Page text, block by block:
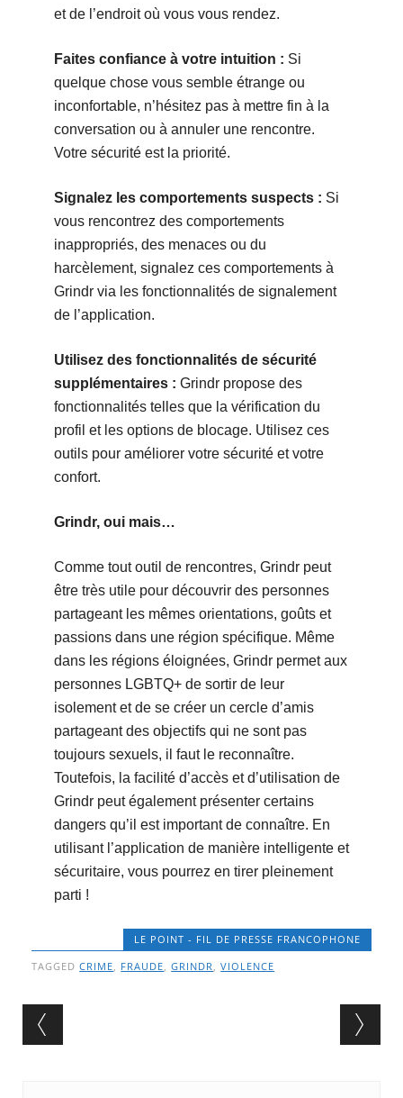
et de l’endroit où vous vous rendez.
Faites confiance à votre intuition : Si
quelque chose vous semble étrange ou
inconfortable, n’hésitez pas à mettre fin à la
conversation ou à annuler une rencontre.
Votre sécurité est la priorité.
Signalez les comportements suspects : Si
vous rencontrez des comportements
inappropriés, des menaces ou du
harcèlement, signalez ces comportements à
Grindr via les fonctionnalités de signalement
de l’application.
Utilisez des fonctionnalités de sécurité
supplémentaires : Grindr propose des
fonctionnalités telles que la vérification du
profil et les options de blocage. Utilisez ces
outils pour améliorer votre sécurité et votre
confort.
Grindr, oui mais…
Comme tout outil de rencontres, Grindr peut
être très utile pour découvrir des personnes
partageant les mêmes orientations, goûts et
passions dans une région spécifique. Même
dans les régions éloignées, Grindr permet aux
personnes LGBTQ+ de sortir de leur
isolement et de se créer un cercle d’amis
partageant des objectifs qui ne sont pas
toujours sexuels, il faut le reconnaître.
Toutefois, la facilité d’accès et d’utilisation de
Grindr peut également présenter certains
dangers qu’il est important de connaître. En
utilisant l’application de manière intelligente et
sécuritaire, vous pourrez en tirer pleinement
parti !
LE POINT - FIL DE PRESSE FRANCOPHONE
TAGGEDCRIME, FRAUDE,GRINDR,VIOLENCE
Post navigation